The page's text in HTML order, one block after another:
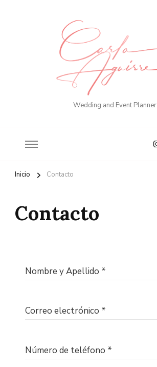
Wedding and Event Planner
Inicio Contacto
Contacto
Nombre y Apellido *
Correo electrónico *
Número de teléfono *